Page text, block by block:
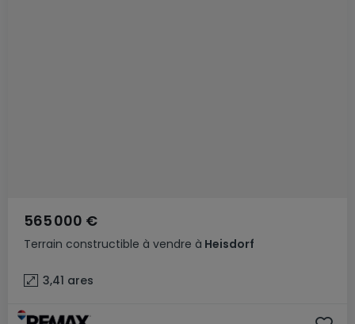
Terrain constructible à vendre à Heisdorf
565 000 €
3,41 ares